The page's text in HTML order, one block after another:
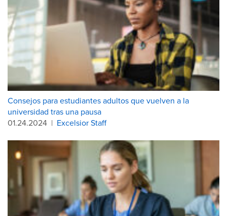
Consejos para estudiantes adultos que vuelven a la
universidad tras una pausa
01.24.2024 | Excelsior Staff